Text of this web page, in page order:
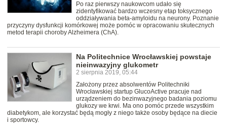
Po raz pierwszy naukowcom udało się
zidentyfikować bardzo wczesny etap toksycznego
oddziaływania beta-amyloidu na neurony. Poznanie
przyczyny dysfunkcji komórkowej może pomóc w opracowaniu skutecznych
metod terapii choroby Alzheimera (ChA).
Na Politechnice Wrocławskiej powstaje
nieinwazyjny glukometr
2 sierpnia 2019, 05:44
Założony przez absolwentów Politechniki
Wrocławskiej startup GlucoActive pracuje nad
urządzeniem do bezinwazyjnego badania poziomu
glukozy we krwi. Ma ono pomóc przede wszystkim
diabetykom, ale korzystać będą mogły z niego także osoby będące na diecie
i sportowcy.